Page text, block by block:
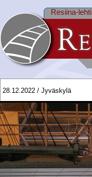
Resiina-lehti
28.12.2022 / Jyväskylä